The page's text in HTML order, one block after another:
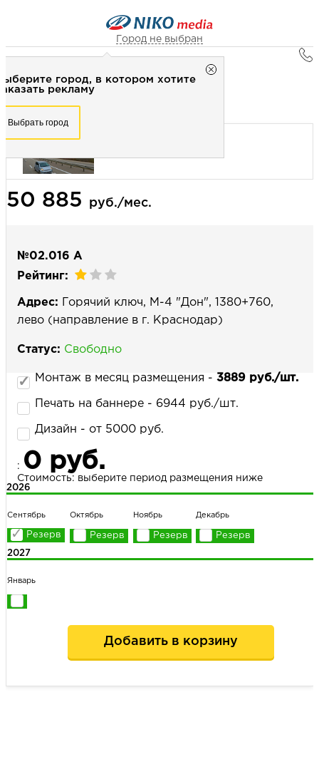
Город не выбран
город, в котором хотите
рекламу
Выбрать город
Город не выбран
Рекламное агентство НИКО-медиа
+7 (3462) 550-877
Выберите свой город
НАПИСАТЬ НАМ
Наружная реклама
Билборд 3х6 (сторона А) - Статика
50 885 руб./мес.
№02.016 А
Рейтинг:
Адрес: Горячий ключ, М-4 "Дон", 1380+760,
лево (направление в г. Краснодар)
Статус: Свободно
Монтаж в месяц размещения - 3889 руб./шт.
Печать на баннере - 6944 руб./шт.
Дизайн - от 5000 руб.
: 0 руб.
Стоимость: выберите период размещения ниже
2026
Сентябрь Октябрь Ноябрь Декабрь
2027
Январь
Добавить в корзину